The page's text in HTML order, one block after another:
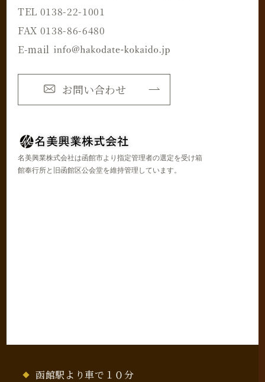
TEL 0138-22-1001
FAX 0138-86-6480
E-mail
お問い合わせ
名美興業株式会社は函館市より指定管理者の選定を受け箱
館奉行所と旧函館区公会堂を維持管理しています。
函館駅より車で１０分